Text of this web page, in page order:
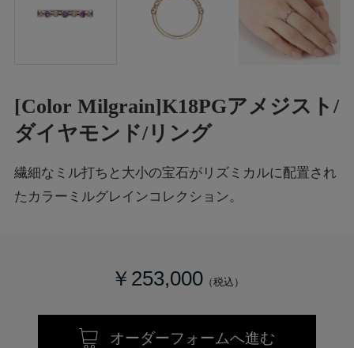
[Color Milgrain]K18PGアメジスト/
ダイヤモンド/リング
繊細なミル打ちと大小の宝石がリズミカルに配置され
たカラーミルグレインコレクション。
￥253,000
オーダーフォームへ進む